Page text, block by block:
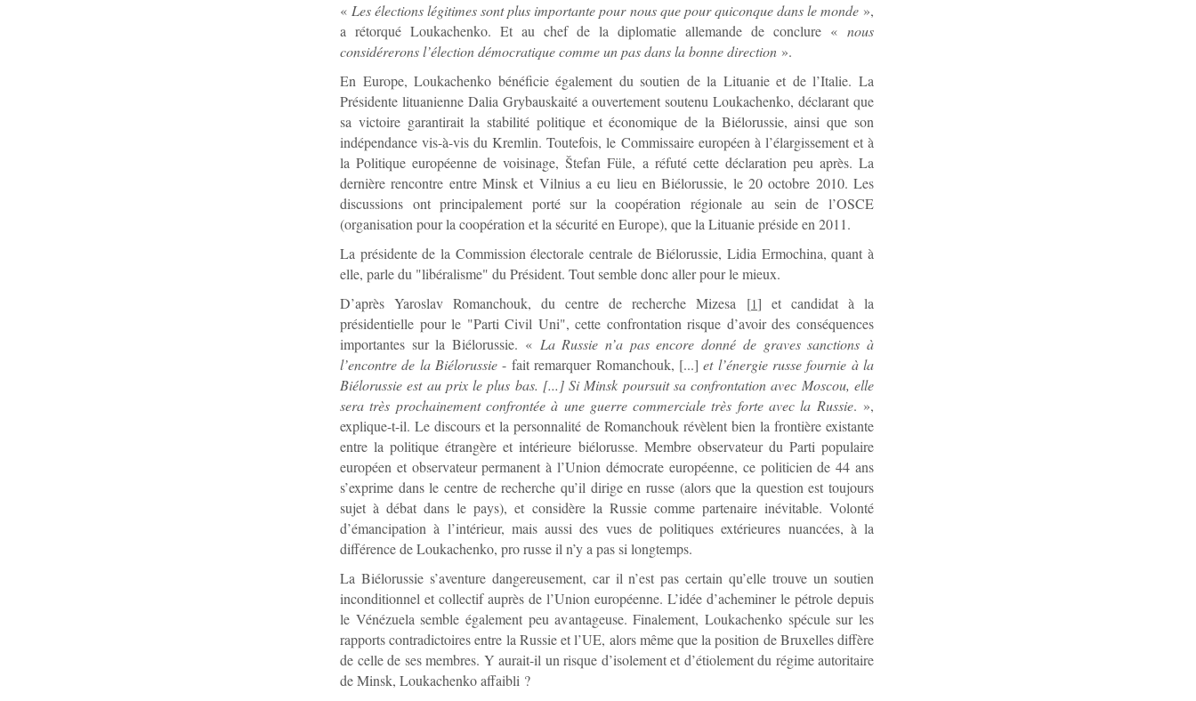
« Les élections légitimes sont plus importante pour nous que pour quiconque dans le monde»,
a rétorqué Loukachenko. Et au chef de la diplomatie allemande de conclure « nous
considérerons l’élection démocratique comme un pas dans la bonne direction ».
En Europe, Loukachenko bénéficie également du soutien de la Lituanie et de l’Italie. La
Présidente lituanienne Dalia Grybauskaité a ouvertement soutenu Loukachenko, déclarant que
sa victoire garantirait la stabilité politique et économique de la Biélorussie, ainsi que son
indépendance vis-à-vis du Kremlin. Toutefois, le Commissaire européen à l’élargissement et à
la Politique européenne de voisinage, Štefan Füle, a réfuté cette déclaration peu après. La
dernière rencontre entre Minsk et Vilnius a eu lieu en Biélorussie, le 20 octobre 2010. Les
discussions ont principalement porté sur la coopération régionale au sein de l’OSCE
(organisation pour la coopération et la sécurité en Europe), que la Lituanie préside en 2011.
La présidente de la Commission électorale centrale de Biélorussie, Lidia Ermochina, quant à
elle, parle du "libéralisme" du Président. Tout semble donc aller pour le mieux.
D’après Yaroslav Romanchouk, du centre de recherche Mizesa [1] et candidat à la
présidentielle pour le "Parti Civil Uni", cette confrontation risque d’avoir des conséquences
importantes sur la Biélorussie. « La Russie n’a pas encore donné de graves sanctions à
l’encontre de la Biélorussie - fait remarquer Romanchouk, [...]et l’énergie russe fournie à la
Biélorussie est au prix le plus bas. [...] Si Minsk poursuit sa confrontation avec Moscou, elle
sera très prochainement confrontée à une guerre commerciale très forte avec la Russie. »,
explique-t-il. Le discours et la personnalité de Romanchouk révèlent bien la frontière existante
entre la politique étrangère et intérieure biélorusse. Membre observateur du Parti populaire
européen et observateur permanent à l’Union démocrate européenne, ce politicien de 44 ans
s’exprime dans le centre de recherche qu’il dirige en russe (alors que la question est toujours
sujet à débat dans le pays), et considère la Russie comme partenaire inévitable. Volonté
d’émancipation à l’intérieur, mais aussi des vues de politiques extérieures nuancées, à la
différence de Loukachenko, pro russe il n’y a pas si longtemps.
La Biélorussie s’aventure dangereusement, car il n’est pas certain qu’elle trouve un soutien
inconditionnel et collectif auprès de l’Union européenne. L’idée d’acheminer le pétrole depuis
le Vénézuela semble également peu avantageuse. Finalement, Loukachenko spécule sur les
rapports contradictoires entre la Russie et l’UE, alors même que la position de Bruxelles diffère
de celle de ses membres. Y aurait-il un risque d’isolement et d’étiolement du régime autoritaire
de Minsk, Loukachenko affaibli ?